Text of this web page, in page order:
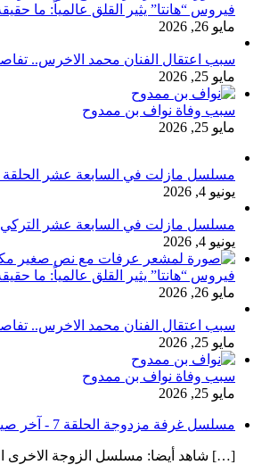
فيروس “هانتا” يثير القلق عالمياً: ما
مايو 26, 2026
سبب اعتقال الفنان محمد الاخرس..
مايو 25, 2026
سبب وفاة نواف بن ممدوح
مايو 25, 2026
مسلسل مازلت في السابعة عشر الحلقة 1 الأولى
يونيو 4, 2026
مسلسل مازلت في السابعة عشر التركي
يونيو 4, 2026
فيروس “هانتا” يثير القلق عالمياً: ما
مايو 26, 2026
سبب اعتقال الفنان محمد الاخرس..
مايو 25, 2026
سبب وفاة نواف بن ممدوح
مايو 25, 2026
مسلسل غرفة مزدوجة الحلقة 7 - آخر صيحة
[…] شاهد أيضا: مسلسل الزوجة الاخرى الحلقة